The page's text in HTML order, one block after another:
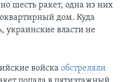
шесть ракет, одна из них
дом. Куда
украинские власти не
войска обстреляли